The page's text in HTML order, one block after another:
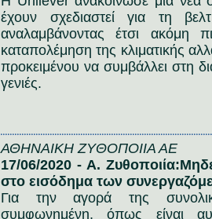
έχουν σχεδιαστεί για τη
αναλαμβάνοντας έτσι ακόμη
καταπολέμηση της κλιματικής
προκειμένου να συμβάλλει στη
γενιές.
ΑΘΗΝΑΙΚΗ ΖΥΘΟΠΟΙΙΑ ΑΕ
17/06/2020 - Α.
στο εισόδημα των
Για την αγορά της
συμφωνημένη, όπως είναι